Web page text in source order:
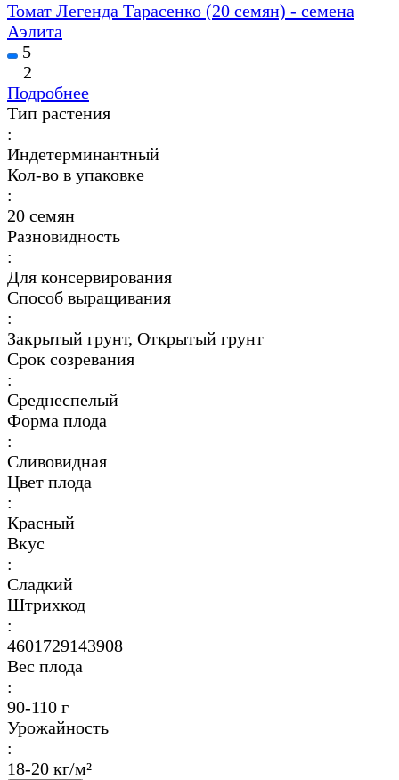
Томат Легенда Тарасенко (20 семян) - семена
Аэлита
5
2
Подробнее
Тип растения
:
Индетерминантный
Кол-во в упаковке
:
20 семян
Разновидность
:
Для консервирования
Способ выращивания
:
Закрытый грунт, Открытый грунт
Срок созревания
:
Среднеспелый
Форма плода
:
Сливовидная
Цвет плода
:
Красный
Вкус
:
Сладкий
Штрихкод
:
4601729143908
Вес плода
:
90-110 г
Урожайность
:
18-20 кг/м²